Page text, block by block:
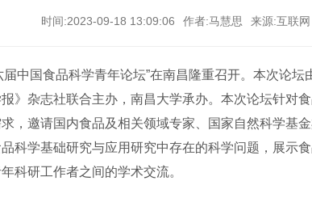
时间:2023-09-18 13:09:06 作者:马慧思 来源:互联网
届中国食品科学青年论坛”在南昌隆重召开。本次论
》杂志社联合主办，南昌大学承办。本次论坛针对
，邀请国内食品及相关领域专家、国家自然科学基
科学基础研究与应用研究中存在的科学问题，展示
科研工作者之间的学术交流。